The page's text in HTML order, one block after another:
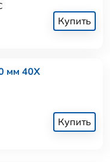
Купить
мм 40Х
Купить